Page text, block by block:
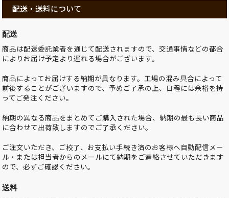
配送・送料について
配送
商品は配送委託業者を通じて配送されますので、交通事情などの都合
によりお届け予定より遅れる場合がございます。
商品によってお届けする納期が異なります。工場の混み具合によって
前後することがございますので、予めご了承の上、日程には余裕を持
ってご発注ください。
納期の異なる商品をまとめてご購入された場合、納期の最も長い商品
に合わせて出荷致しますのでご了承ください。
ご注文いただき、ご校了、お支払い手続き済のお客様へ自動配信メー
ル・または担当者からのメールにて納期をご連絡させていただきます
ので、必ずご確認ください。
送料